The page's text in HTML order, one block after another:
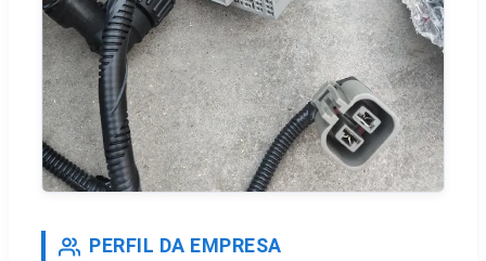
PERFIL DA EMPRESA